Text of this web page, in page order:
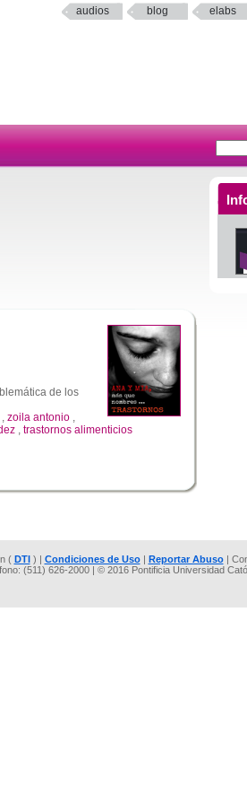
audios blog elabs
de los
zoila antonio
trastornos alimenticios
( DTI) | Condiciones de Uso| Reportar Abuso|
(511) 626-2000 | © 2016 Pontificia Universidad